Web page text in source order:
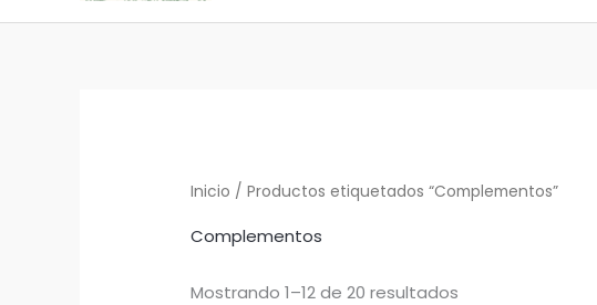
Inicio / Productos etiquetados “Complementos”
Complementos
Mostrando 1–12 de 20 resultados